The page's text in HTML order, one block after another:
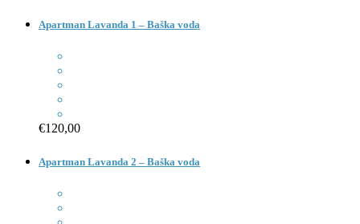
Apartman Lavanda 1 – Baška voda
€120,00
Apartman Lavanda 2 – Baška voda